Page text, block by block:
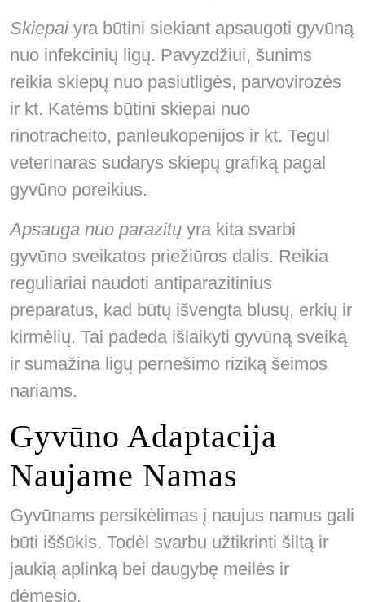
Skiepaiyra būtini siekiant apsaugoti gyvūną
nuo infekcinių ligų. Pavyzdžiui, šunims
reikia skiepų nuo pasiutligės, parvovirozės
ir kt. Katėms būtini skiepai nuo
rinotracheito, panleukopenijos ir kt. Tegul
veterinaras sudarys skiepų grafiką pagal
gyvūno poreikius.
Apsauga nuo parazitų yra kita svarbi
gyvūno sveikatos priežiūros dalis. Reikia
reguliariai naudoti antiparazitinius
preparatus, kad būtų išvengta blusų, erkių ir
kirmėlių. Tai padeda išlaikyti gyvūną sveiką
ir sumažina ligų pernešimo riziką šeimos
nariams.
Gyvūno Adaptacija
Naujame Namas
Gyvūnams persikėlimas į naujus namus gali
būti iššūkis. Todėl svarbu užtikrinti šiltą ir
jaukią aplinką bei daugybę meilės ir
dėmesio.